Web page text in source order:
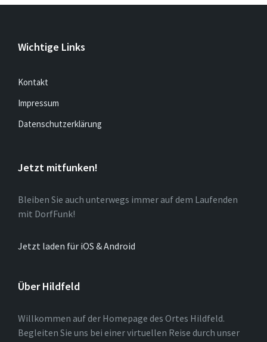
Wichtige Links
Kontakt
Impressum
Datenschutzerklärung
Jetzt mitfunken!
Bleiben Sie auch unterwegs immer auf dem Laufenden
mit DorfFunk!
Jetzt laden für iOS & Android
Über Hildfeld
Willkommen auf der Homepage des Ortes Hildfeld.
Begleiten Sie uns bei einer virtuellen Reise durch unser